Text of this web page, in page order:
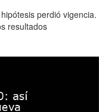
perdió vigencia.
resultados